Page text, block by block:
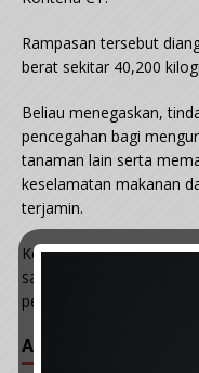
Rampasan tersebut
berat sekitar 40,200
Beliau menegaskan,
pencegahan bagi
tanaman lain serta
keselamatan makanan
terjamin.
Kes berkenaan disiasat
sama atas kesalahan
permit MAQIS.
ARTIKAL POPULAR :